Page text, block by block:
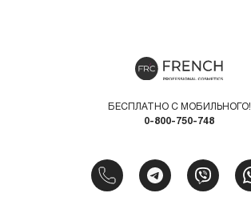
БЕСПЛАТНО С МОБИЛЬНОГО!
0-800-750-748